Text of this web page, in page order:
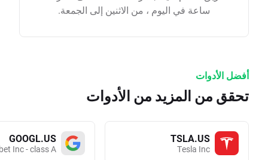
ساعة في اليوم ، من الاثنين إلى الجمعة.
أفضل الأدوات
تحقق من المزيد من الأدوات
TSLA.US
Tesla Inc
GOOGL.US
Inc - class A